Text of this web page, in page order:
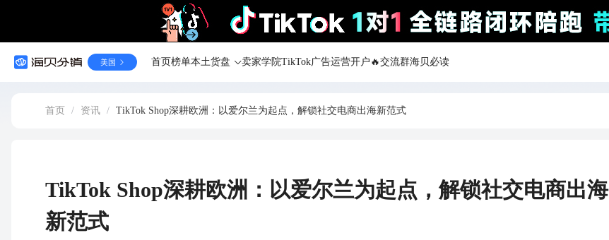
美国 首页榜单本土货盘 卖家学院TikTok广告运营开户 🔥交流群海贝必读
首页 / 资讯 / TikTok Shop深耕欧洲：以爱尔兰为起点，解锁社交电商出海新范式
TikTok Shop深耕欧洲：以爱尔兰为起点，解锁社交电商出海
新范式